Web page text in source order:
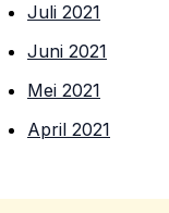
Juli 2021
Juni 2021
Mei 2021
April 2021